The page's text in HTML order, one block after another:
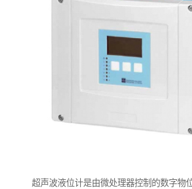
超声波液位计是由微处理器控制的数字物